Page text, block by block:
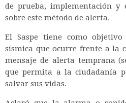
de prueba, implementación y
sobre este método de alerta.
El Saspe tiene como
sísmica que ocurre frente a la
mensaje de alerta temprana
que permita a la ciudadanía
salvar sus vidas.